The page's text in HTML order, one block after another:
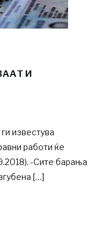
И
известува
работи ќе
-Сите барања
[…]